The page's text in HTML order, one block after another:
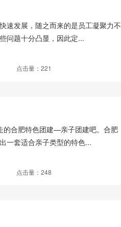
速发展，随之而来的是员工凝聚力不
问题十分凸显，因此定...
点击量：221
的合肥特色团建—亲子团建吧。合肥
一套适合亲子类型的特色...
点击量：248